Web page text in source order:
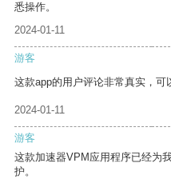
悉操作。
2024-01-11
游客
这款app的用户评论非常真实，可
2024-01-11
游客
这款加速器VPM应用程序已经为
护。